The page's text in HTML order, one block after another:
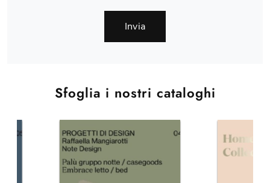
Sfoglia i nostri cataloghi
Invia